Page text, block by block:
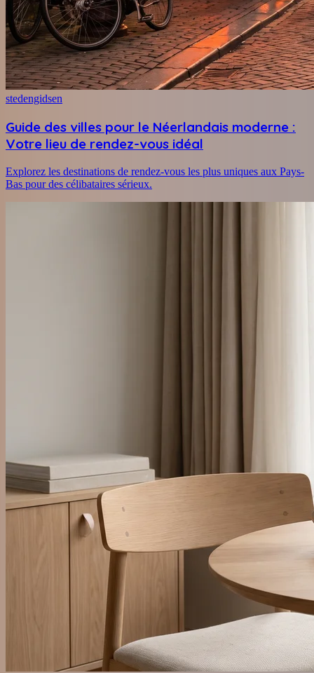
stedengidsen
Guide des villes pour le Néerlandais moderne :
Votre lieu de rendez-vous idéal
Explorez les destinations de rendez-vous les plus uniques aux Pays-
Bas pour des célibataires sérieux.